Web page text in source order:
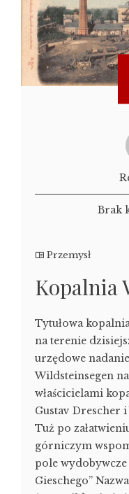
Brak
Przemysł
Kopalnia
Tytułowa
na terenie
urzędowe
Wildsteinsegen
właścicielami
Gustav Drescher
Tuż po
górniczym
pole wydobywcze
Gieschego”